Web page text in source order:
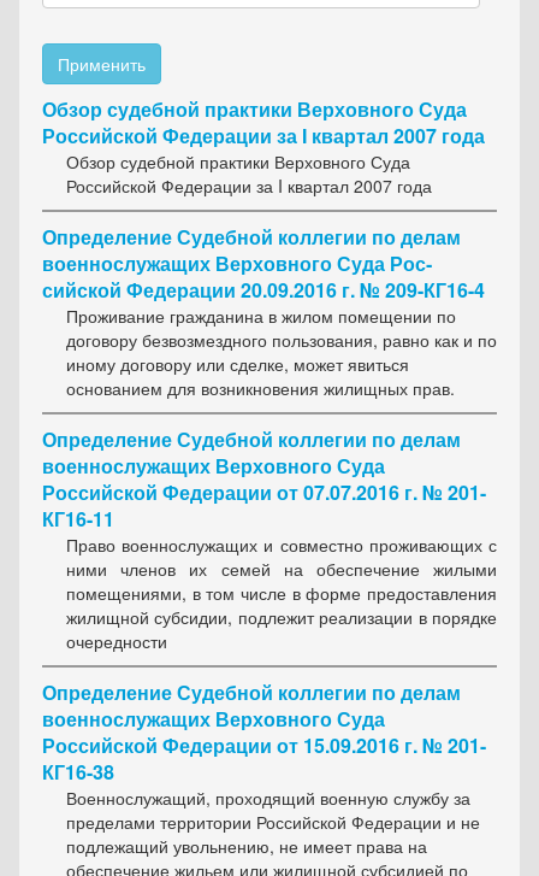
Применить
Обзор судебной практики Верховного Суда
Российской Федерации за I квартал 2007 года
Обзор судебной практики Верховного Суда
Российской Федерации за I квартал 2007 года
Определение Судебной коллегии по делам
военнослужащих Верховного Суда Рос­
сийской Федерации 20.09.2016 г. № 209-КГ16-4
Проживание гражданина в жилом помещении по
договору безвозмездного пользования, равно как и по
иному договору или сделке, может явиться
основанием для возникновения жилищных прав.
Определение Судебной коллегии по делам
военнослужащих Верховного Суда
Российской Федерации от 07.07.2016 г. № 201-
КГ16-11
Право военнослужащих и совместно проживающих с
ними членов их семей на обеспечение жилыми
помещениями, в том числе в форме предоставления
жилищной субсидии, подлежит реализации в порядке
очередности
Определение Судебной коллегии по делам
военнослужащих Верховного Суда
Российской Федерации от 15.09.2016 г. № 201-
КГ16-38
Военнослужащий, проходящий военную службу за
пределами территории Российской Федерации и не
подлежащий увольнению, не имеет права на
обеспечение жильем или жилищной субсидией по